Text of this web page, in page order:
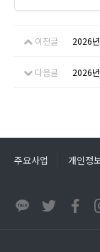
이전글 2026
다음글 2026
주요사업 개인정